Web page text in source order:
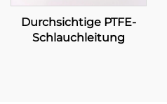
Durchsichtige PTFE-
Schlauchleitung